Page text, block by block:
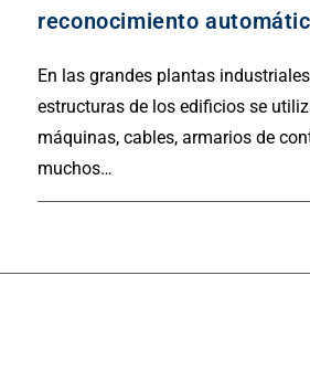
reconocimiento
En las grandes plantas
estructuras de los edificios se
máquinas, cables, armarios de
muchos…